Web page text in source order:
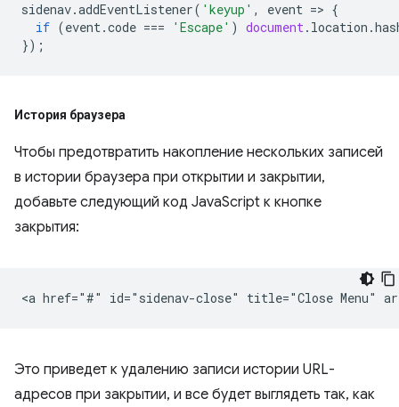
sidenav.addEventListener( 'keyup' , event => {
if (event.code === 'Escape' ) document. location .
});
История браузера
Чтобы предотвратить накопление нескольких записей
в истории браузера при открытии и закрытии,
добавьте следующий код JavaScript к кнопке
закрытия:
Это приведет к удалению записи истории URL-
адресов при закрытии, и все будет выглядеть так, как